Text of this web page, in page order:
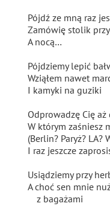
Pójdź ze mną raz
Zamówię stolik
A nocą…
Pójdziemy lepić
Wziąłem nawet
I kamyki na guziki
Odprowadzę Cię
W którym zaśniesz
(Berlin? Paryż? LA?
I raz jeszcze
Usiądziemy przy
A choć sen mnie
z bagażami